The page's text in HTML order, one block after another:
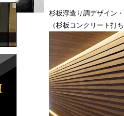
杉板浮造り調デザイン
（杉板コンクリート